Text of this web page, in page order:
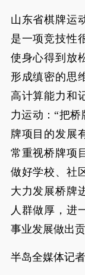
山东省棋牌运
是一项竞技性
使身心得到放
形成缜密的思
高计算能力和
力运动：“把
牌项目的发展
常重视桥牌项
做好学校、社
大力发展桥牌
人群做厚，进
事业发展做出
半岛全媒体记